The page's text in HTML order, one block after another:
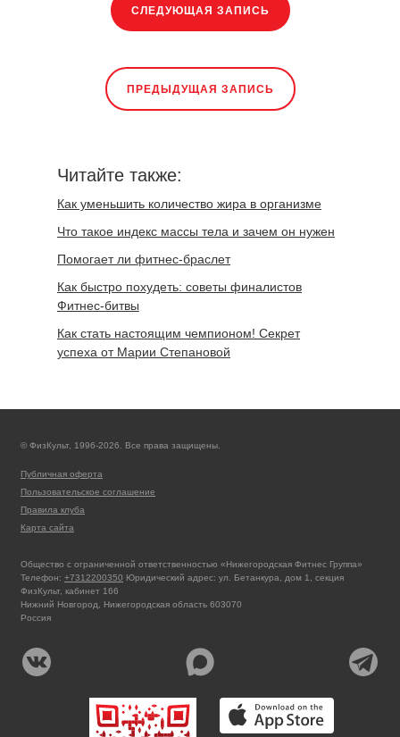
СЛЕДУЮЩАЯ ЗАПИСЬ
ПРЕДЫДУЩАЯ ЗАПИСЬ
Читайте также:
Как уменьшить количество жира в организме
Что такое индекс массы тела и зачем он нужен
Помогает ли фитнес-браслет
Как быстро похудеть: советы финалистов
Фитнес-битвы
Как стать настоящим чемпионом! Cекрет
успеха от Марии Степановой
© ФизКульт, 1996-2026. Все права защищены.
Публичная оферта
Пользовательское соглашение
Правила клуба
Карта сайта
Общество с ограниченной ответственностью «Нижегородская Фитнес Группа»
Телефон: +7312200350 Юридический адрес: ул. Бетанкура, дом 1, секция
ФизКульт, кабинет 166
Нижний Новгород, Нижегородская область 603070
Россия